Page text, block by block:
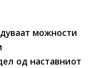
можности
од наставниот